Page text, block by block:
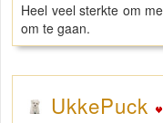
Heel veel sterkte om
om te gaan.
UkkePuck